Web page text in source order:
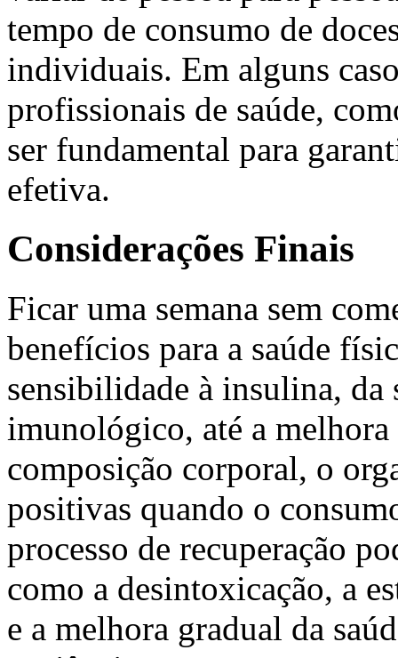
tempo de consumo de
individuais. Em alguns
profissionais de saúde,
ser fundamental para
efetiva.
Considerações Finais
Ficar uma semana sem
benefícios para a saúde
sensibilidade à insulina, da
imunológico, até a
composição corporal, o
positivas quando o
processo de recuperação
como a desintoxicação, a
e a melhora gradual da